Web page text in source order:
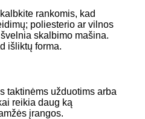
rankomis, kad
poliesterio ar vilnos
skalbimo mašina.
išliktų forma.
taktinėms užduotims arba
reikia daug ką
įrangos.